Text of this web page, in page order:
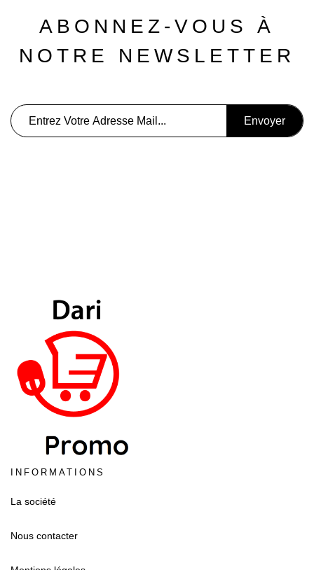
ABONNEZ-VOUS À
NOTRE NEWSLETTER
INFORMATIONS
La société
Nous contacter